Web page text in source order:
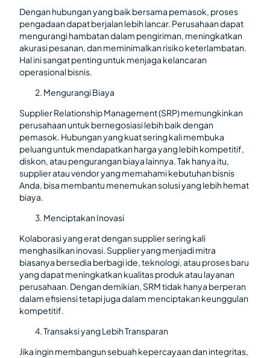
Dengan hubungan yang baik bersama pemasok, proses
pengadaan dapat berjalan lebih lancar. Perusahaan dapat
mengurangi hambatan dalam pengiriman, meningkatkan
akurasi pesanan, dan meminimalkan risiko keterlambatan.
Hal ini sangat penting untuk menjaga kelancaran
operasional bisnis.
Mengurangi Biaya
Supplier Relationship Management (SRP) memungkinkan
perusahaan untuk bernegosiasi lebih baik dengan
pemasok. Hubungan yang kuat sering kali membuka
peluang untuk mendapatkan harga yang lebih kompetitif,
diskon, atau pengurangan biaya lainnya. Tak hanya itu,
supplier atau vendor yang memahami kebutuhan bisnis
Anda, bisa membantu menemukan solusi yang lebih hemat
biaya.
Menciptakan Inovasi
Kolaborasi yang erat dengan supplier sering kali
menghasilkan inovasi. Supplier yang menjadi mitra
biasanya bersedia berbagi ide, teknologi, atau proses baru
yang dapat meningkatkan kualitas produk atau layanan
perusahaan. Dengan demikian, SRM tidak hanya berperan
dalam efisiensi tetapi juga dalam menciptakan keunggulan
kompetitif.
Transaksi yang Lebih Transparan
Jika ingin membangun sebuah kepercayaan dan integritas,